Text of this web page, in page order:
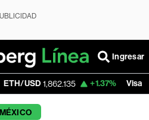
Ingresar
1,862.135 +1.37% Visa 366.13
MÉXICO